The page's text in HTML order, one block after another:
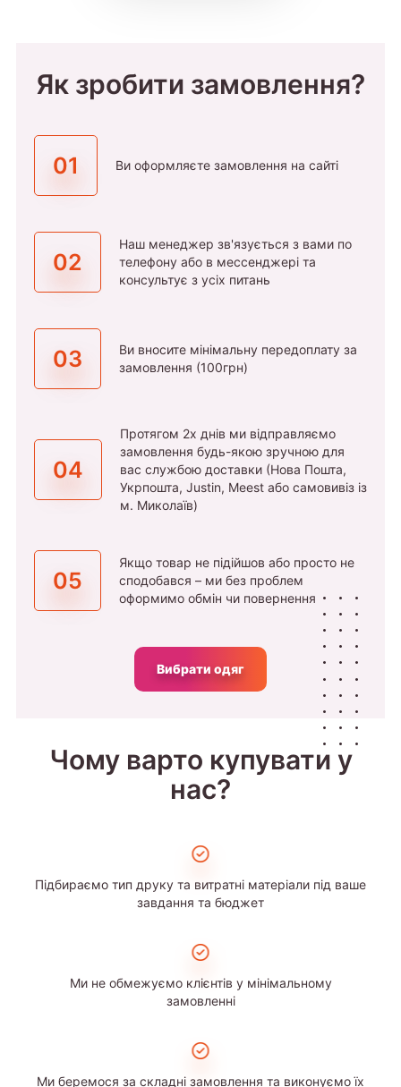
Як зробити замовлення?
01 Ви оформляєте замовлення на сайті
02
Наш менеджер зв'язується з вами по
телефону або в мессенджері та
консультує з усіх питань
03
Ви вносите мінімальну передоплату за
замовлення (100грн)
04
Протягом 2х днів ми відправляємо
замовлення будь-якою зручною для
вас службою доставки (Нова Пошта,
Укрпошта, Justin, Meest або самовивіз із
м. Миколаїв)
05
Якщо товар не підійшов або просто не
сподобався – ми без проблем
оформимо обмін чи повернення
Вибрати одяг
Чому варто купувати у
нас?
Підбираємо тип друку та витратні матеріали під ваше
завдання та бюджет
Ми не обмежуємо клієнтів у мінімальному
замовленні
Ми беремося за складні замовлення та виконуємо їх